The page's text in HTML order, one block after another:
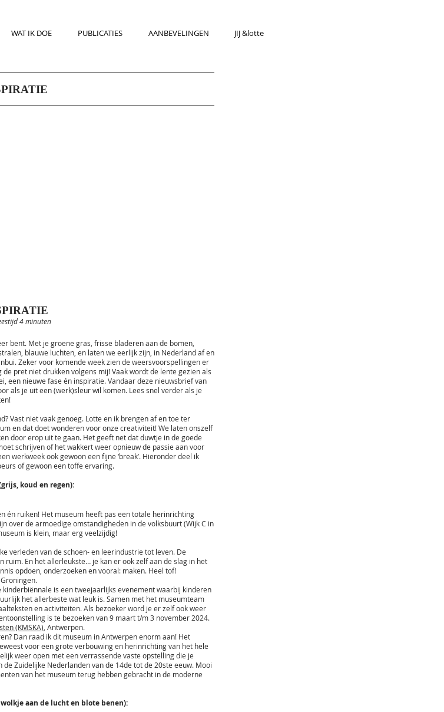
WAT IK DOE PUBLICATIES AANBEVELINGEN JIJ &lotte
4 minuten
bent. Met je groene gras, frisse bladeren aan de bomen,
blauwe luchten, en laten we eerlijk zijn, in Nederland af en
Zeker voor komende week zien de weersvoorspellingen er
pret niet drukken volgens mij! Vaak wordt de lente gezien als
een nieuwe fase én inspiratie. Vandaar deze nieuwsbrief van
als je uit een (werk)sleur wil komen. Lees snel verder als je
Vast niet vaak genoeg. Lotte en ik brengen af en toe ter
en dat doet wonderen voor onze creativiteit! We laten onszelf
door erop uit te gaan. Het geeft net dat duwtje in de goede
schrijven of het wakkert weer opnieuw de passie aan voor
werkweek ook gewoon een fijne ‘break’. Hieronder deel ik
of gewoon een toffe ervaring.
koud en regen):
én ruiken! Het museum heeft pas een totale herinrichting
over de armoedige omstandigheden in de volksbuurt (Wijk C in
is klein, maar erg veelzijdig!
verleden van de schoen- en leerindustrie tot leven. De
ruim. En het allerleukste… je kan er ook zelf aan de slag in het
opdoen, onderzoeken en vooral: maken. Heel tof!
, Groningen.
kinderbiënnale is een tweejaarlijks evenement waarbij kinderen
het allerbeste wat leuk is. Samen met het museumteam
en activiteiten. Als bezoeker word je er zelf ook weer
is te bezoeken van 9 maart t/m 3 november 2024.
(KMSKA) , Antwerpen.
Dan raad ik dit museum in Antwerpen enorm aan! Het
voor een grote verbouwing en herinrichting van het hele
weer open met een verrassende vaste opstelling die je
Zuidelijke Nederlanden van de 14de tot de 20ste eeuw. Mooi
van het museum terug hebben gebracht in de moderne
aan de lucht en blote benen):